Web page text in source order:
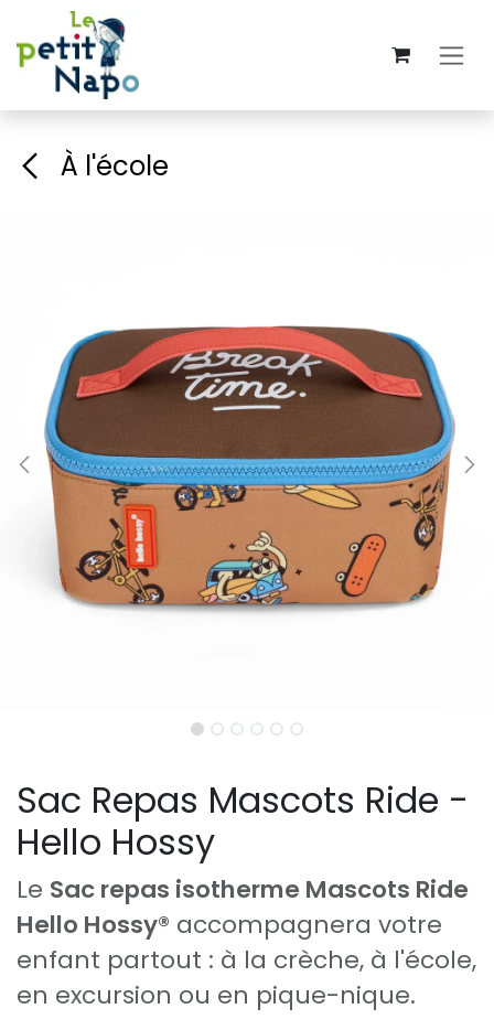
Se rendre au contenu
À l'école
Sac Repas Mascots Ride -
Hello Hossy
Le Sac repas isotherme Mascots Ride
Hello Hossy® accompagnera votre
enfant partout : à la crèche, à l'école,
en excursion ou en pique-nique.